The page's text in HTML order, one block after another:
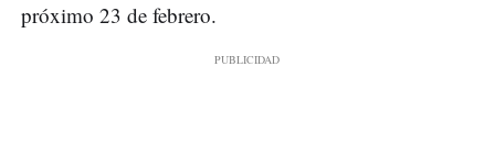
próximo 23 de febrero.